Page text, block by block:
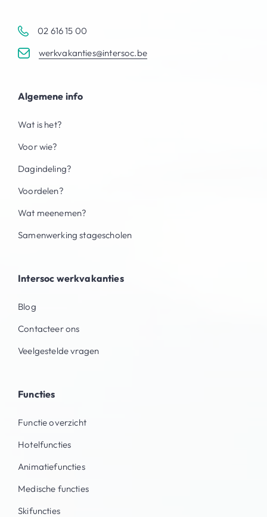
02 616 15 00
werkvakanties@intersoc.be
Algemene info
Wat is het?
Voor wie?
Dagindeling?
Voordelen?
Wat meenemen?
Samenwerking stagescholen
Intersoc werkvakanties
Blog
Contacteer ons
Veelgestelde vragen
Functies
Functie overzicht
Hotelfuncties
Animatiefuncties
Medische functies
Skifuncties